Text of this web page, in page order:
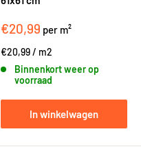
€20,99 per m²
€20,99/ m2
Binnenkort weer op
voorraad
In winkelwagen